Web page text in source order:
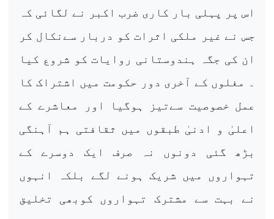
اس پر پہلی بار کاری ضرب اکبر نے لگائی کہ
جس نے غیر ملکی اثرات کو دربار سےنکال کر
ان کی جگہ ہندوستانی روایات کو شروع کیا
۔ مغلوں کے آخری دور حکومت میں اشتراک کا
عمل خصوصیت سےتیز ہوگیا اور معاشرے کے
اعلیٰ و ادنیٰ طبقوں میں ثقافتی ہم آہنگی
بڑھ گئی دونوں نہ صرف ایک دوسرے کے
تہواروں میں شریک ہونے لگے بلکہ انہوں
نے بہت سے مشترک تہواروں کوبھی تخلیق